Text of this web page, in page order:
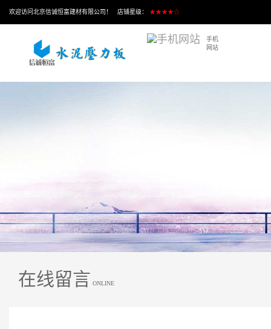
欢迎访问北京信诚恒富建材有限公司！ 店铺星级： ★★★★☆
手机
网站
在线留言 ONLINE